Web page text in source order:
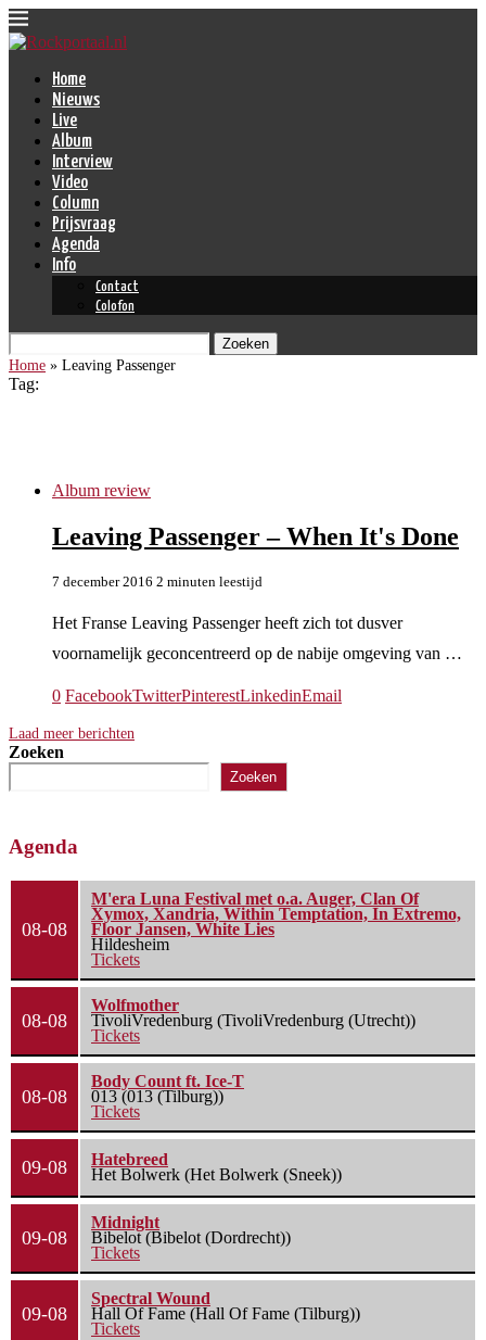
Home
Nieuws
Live
Album
Interview
Video
Column
Prijsvraag
Agenda
Info
Contact
Colofon
Zoeken
Home » Leaving Passenger
Tag:
Album review
Leaving Passenger – When It's Done
7 december 2016 2 minuten leestijd
Het Franse Leaving Passenger heeft zich tot dusver
voornamelijk geconcentreerd op de nabije omgeving van …
0 FacebookTwitterPinterestLinkedinEmail
Laad meer berichten
Zoeken
Zoeken
Agenda
08-08
M'era Luna Festival met o.a. Auger, Clan Of
Xymox, Xandria, Within Temptation, In Extremo,
Floor Jansen, White Lies
Hildesheim
Tickets
08-08
Wolfmother
TivoliVredenburg (TivoliVredenburg (Utrecht))
Tickets
08-08
Body Count ft. Ice-T
013 (013 (Tilburg))
Tickets
09-08
Hatebreed
Het Bolwerk (Het Bolwerk (Sneek))
09-08
Midnight
Bibelot (Bibelot (Dordrecht))
Tickets
09-08
Spectral Wound
Hall Of Fame (Hall Of Fame (Tilburg))
Tickets